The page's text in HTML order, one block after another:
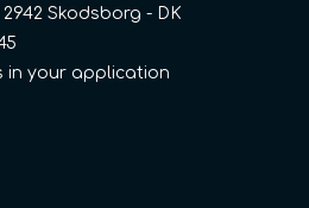
2942 Skodsborg - DK
in your application